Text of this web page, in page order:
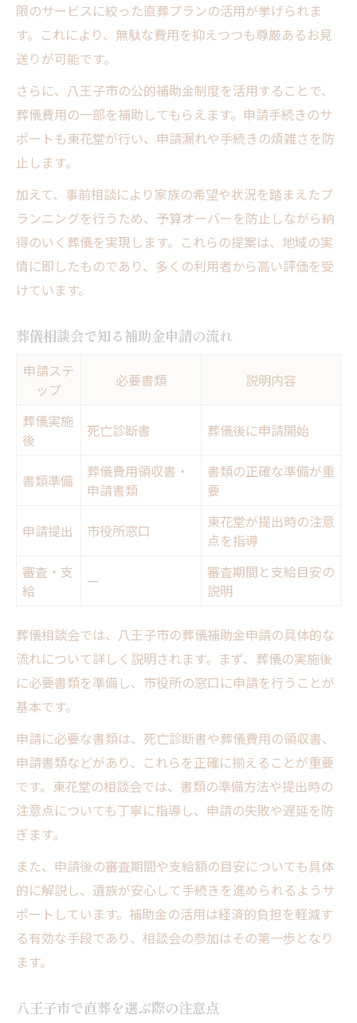
限のサービスに絞った直葬プランの活用が挙げられま
す。これにより、無駄な費用を抑えつつも尊厳あるお見
送りが可能です。
さらに、八王子市の公的補助金制度を活用することで、
葬儀費用の一部を補助してもらえます。申請手続きのサ
ポートも東花堂が行い、申請漏れや手続きの煩雑さを防
止します。
加えて、事前相談により家族の希望や状況を踏まえたプ
ランニングを行うため、予算オーバーを防止しながら納
得のいく葬儀を実現します。これらの提案は、地域の実
情に即したものであり、多くの利用者から高い評価を受
けています。
葬儀相談会で知る補助金申請の流れ
申請ステ
ップ
必要書類 説明内容
葬儀実施
後
死亡診断書 葬儀後に申請開始
書類準備
葬儀費用領収書・
申請書類
書類の正確な準備が重
要
申請提出 市役所窓口
東花堂が提出時の注意
点を指導
審査・支
給
ー
審査期間と支給目安の
説明
葬儀相談会では、八王子市の葬儀補助金申請の具体的な
流れについて詳しく説明されます。まず、葬儀の実施後
に必要書類を準備し、市役所の窓口に申請を行うことが
基本です。
申請に必要な書類は、死亡診断書や葬儀費用の領収書、
申請書類などがあり、これらを正確に揃えることが重要
です。東花堂の相談会では、書類の準備方法や提出時の
注意点についても丁寧に指導し、申請の失敗や遅延を防
ぎます。
また、申請後の審査期間や支給額の目安についても具体
的に解説し、遺族が安心して手続きを進められるようサ
ポートしています。補助金の活用は経済的負担を軽減す
る有効な手段であり、相談会の参加はその第一歩となり
ます。
八王子市で直葬を選ぶ際の注意点